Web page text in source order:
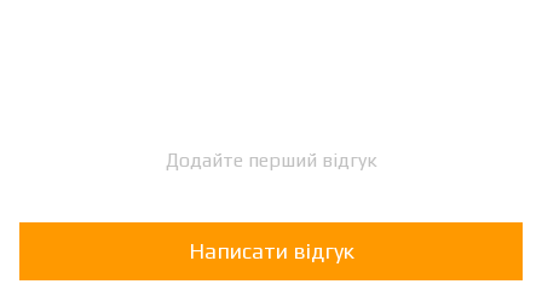
Додайте перший відгук
Написати відгук